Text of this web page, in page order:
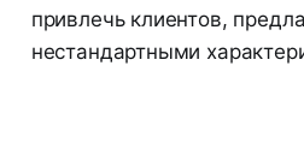
привлечь клиентов,
нестандартными